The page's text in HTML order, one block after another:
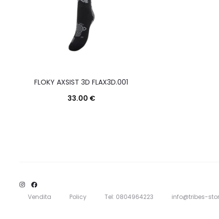
FLOKY AXSIST 3D FLAX3D.001
33.00 €
opzioni
Vendita Policy Tel: 0804964223 info@tribes-